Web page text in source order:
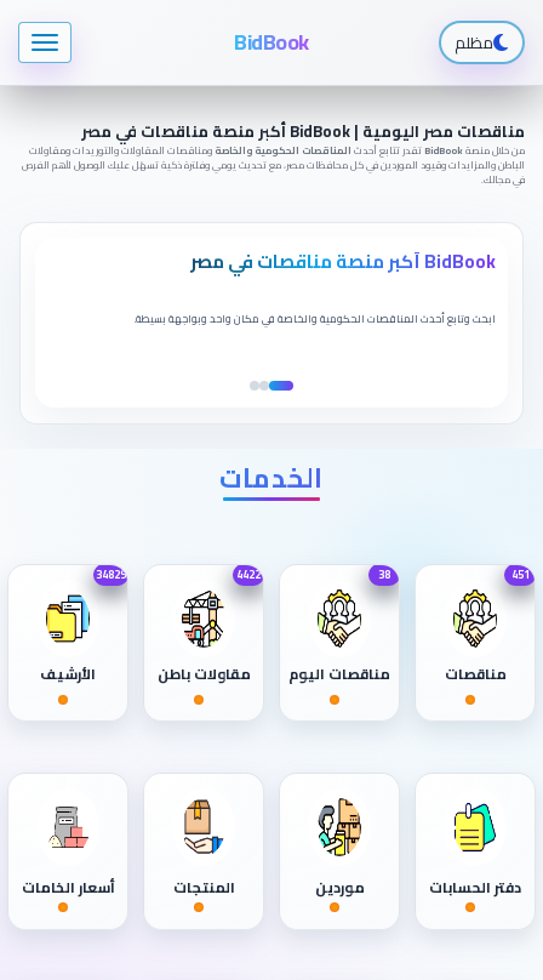
BidBook مظلم
مناقصات مصر اليومية | BidBook أكبر منصة مناقصات في مصر
من خلال منصةBidBook تقدر تتابع أحدث المناقصات الحكومية والخاصة ومناقصات المقاولات والتوريدات ومقاولات
الباطن والمزايدات وقيود الموردين في كل محافظات مصر، مع تحديث يومي وفلترة ذكية تسهّل عليك الوصول لأهم الفرص
في مجالك.
BidBook أكبر منصة مناقصات في مصر
ابحث وتابع أحدث المناقصات الحكومية والخاصة في مكان واحد وبواجهة بسيطة.
الخدمات
مناقصات
451
مناقصات اليوم
38
مقاولات باطن
4422
الأرشيف
34829
دفتر الحسابات موردين المنتجات أسعار الخامات